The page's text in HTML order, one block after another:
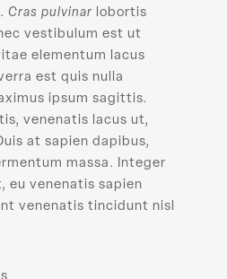
Cras pulvinar lobortis
vestibulum est ut
elementum lacus
est quis nulla
ipsum sagittis.
venenatis lacus ut,
at sapien dapibus,
massa. Integer
eu venenatis sapien
venenatis tincidunt nisl